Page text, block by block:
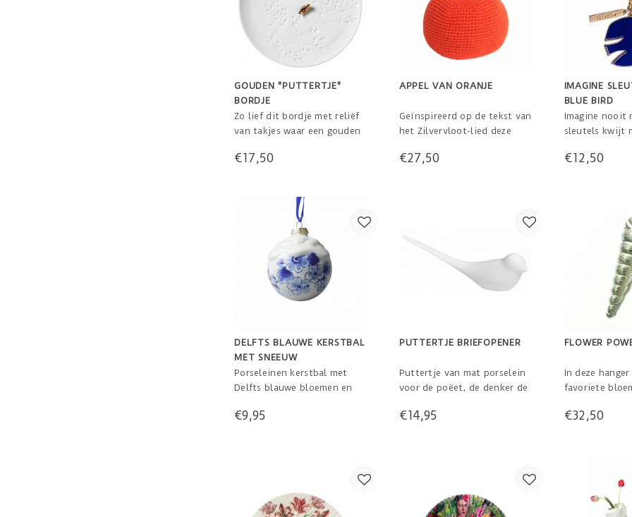
GOUDEN "PUTTERTJE"
BORDJE
Zo lief dit bordje met reliëf
van takjes waar een gouden
Zomaar neerzetten op een
ringen, manchetknopen,
sleutels, kleingeld of
snoepjes in gekleurde
papiertjes of Haagse Hopjes.
€17,50
APPEL VAN ORANJE
Geïnspireerd op de tekst van
het Zilvervloot-lied deze
belletje erin.
€27,50
IMAGINE
BLUE BIRD
Imagine nooit
sleutels kwijt
€12,50
DELFTS BLAUWE KERSTBAL
MET SNEEUW
Porseleinen kerstbal met
Delfts blauwe bloemen en
€9,95
PUTTERTJE BRIEFOPENER
Puttertje van mat porselein
voor de poëet, de denker de
Hier maakt u stijlvol uw post
€14,95
FLOWER
In deze
favoriete
Power is!
voorkwamen.
kleur leren
€32,50